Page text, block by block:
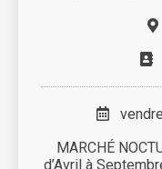
MARCHÉ
d’Avril à